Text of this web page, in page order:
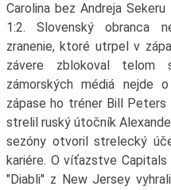
Carolina bez Andreja
1:2. Slovenský obranca
zranenie, ktoré utrpel v
závere zblokoval telom
zámorských médiá nejde
zápase ho tréner Bill
strelil ruský útočník
sezóny otvoril strelecký
kariére. O víťazstve
"Diabli" z New Jersey